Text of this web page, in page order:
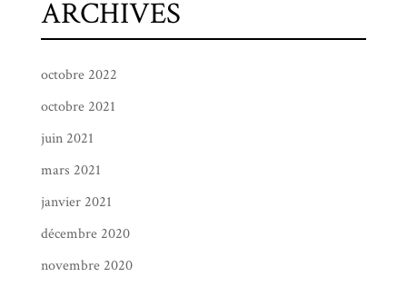
ARCHIVES
octobre 2022
octobre 2021
juin 2021
mars 2021
janvier 2021
décembre 2020
novembre 2020